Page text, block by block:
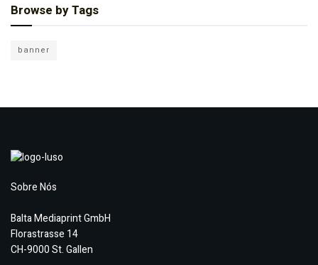
Browse by Tags
banner
Sobre Nós
Balta Mediaprint GmbH
Florastrasse 14
CH-9000 St. Gallen